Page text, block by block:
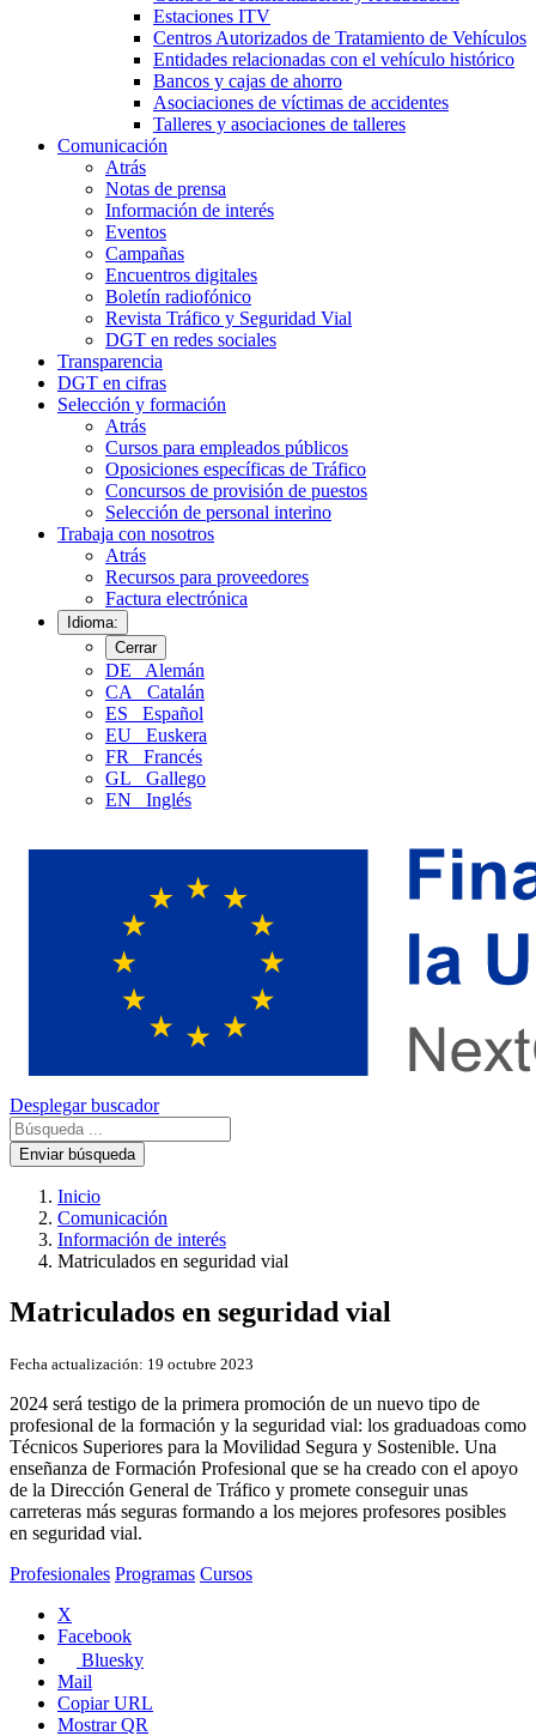
Estaciones ITV
Centros Autorizados de Tratamiento de Vehículos
Entidades relacionadas con el vehículo histórico
Bancos y cajas de ahorro
Asociaciones de víctimas de accidentes
Talleres y asociaciones de talleres
Comunicación
Atrás
Notas de prensa
Información de interés
Eventos
Campañas
Encuentros digitales
Boletín radiofónico
Revista Tráfico y Seguridad Vial
DGT en redes sociales
Transparencia
DGT en cifras
Selección y formación
Atrás
Cursos para empleados públicos
Oposiciones específicas de Tráfico
Concursos de provisión de puestos
Selección de personal interino
Trabaja con nosotros
Atrás
Recursos para proveedores
Factura electrónica
Idioma:
Cerrar
DE
Alemán
CA
Catalán
ES
Español
EU
Euskera
FR
Francés
GL
Gallego
EN
Inglés
Desplegar buscador
Enviar búsqueda
Inicio
Comunicación
Información de interés
Matriculados en seguridad vial
Matriculados en seguridad vial
Fecha actualización: 19 octubre 2023
2024 será testigo de la primera promoción de un nuevo tipo de
profesional de la formación y la seguridad vial: los graduadoas como
Técnicos Superiores para la Movilidad Segura y Sostenible. Una
enseñanza de Formación Profesional que se ha creado con el apoyo
de la Dirección General de Tráfico y promete conseguir unas
carreteras más seguras formando a los mejores profesores posibles
en seguridad vial.
Profesionales Programas Cursos
X
Facebook
Bluesky
Mail
Copiar URL
Mostrar QR